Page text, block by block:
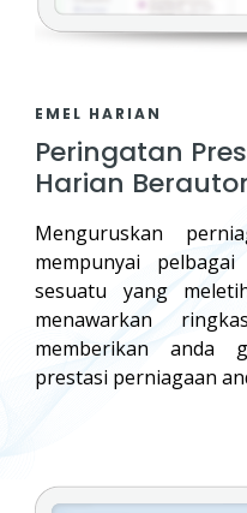
EMEL HARIAN
Peringatan
Harian
Menguruskan
mempunyai
sesuatu yang
menawarkan
memberikan anda
prestasi perniagaan